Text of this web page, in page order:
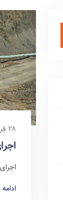
۲۸ فروردین ۱۴۰۴